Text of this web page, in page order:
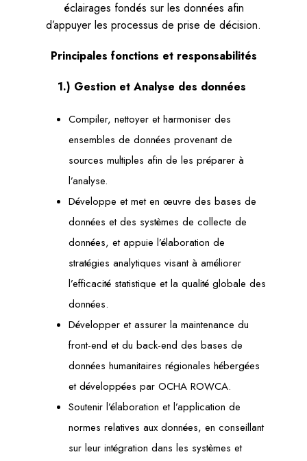
éclairages fondés sur les données afin
d’appuyer les processus de prise de décision.
Principales fonctions et responsabilités
1.) Gestion et Analyse des données
Compiler, nettoyer et harmoniser des
ensembles de données provenant de
sources multiples afin de les préparer à
l’analyse.
Développe et met en œuvre des bases de
données et des systèmes de collecte de
données, et appuie l’élaboration de
stratégies analytiques visant à améliorer
l’efficacité statistique et la qualité globale des
données.
Développer et assurer la maintenance du
front-end et du back-end des bases de
données humanitaires régionales hébergées
et développées par OCHA ROWCA.
Soutenir l’élaboration et l’application de
normes relatives aux données, en conseillant
sur leur intégration dans les systèmes et